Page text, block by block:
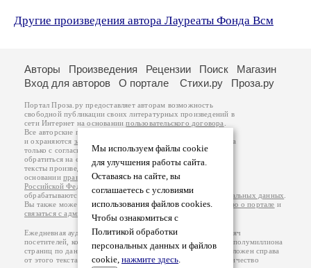
Другие произведения автора Лауреаты Фонда Всм
Мы используем файлы cookie
для улучшения работы сайта.
Оставаясь на сайте, вы
соглашаетесь с условиями
использования файлов cookies.
Чтобы ознакомиться с
Политикой обработки
персональных данных и файлов
cookie, нажмите здесь.
Авторы Произведения Рецензии Поиск
Магазин
Вход для авторов
О портале Стихи.ру Проза.ру
Портал Проза.ру предоставляет авторам возможность
свободной публикации своих литературных произведений в
сети Интернет на основаниипользовательского договора
Все авторские права на произведения принадлежат авторам
и охраняются законом
. Перепечатка произведений возможна
только с согласия его автора, к которому вы можете
обратиться на его авторской странице. Ответственность за
тексты произведений авторы несут самостоятельно на
основанииправил публикацииизаконодательства
Российской Федерации
обрабатываются на основанииПолитики обработки персональных данных
Вы также можете посмотреть более подробнуюинформацию о портале и
связаться с администрацией
Ежедневная аудитория портала Проза.ру – порядка 100 тысяч
посетителей, которые в общей сумме просматривают более полумиллиона
страниц по данным счетчика посещаемости, который расположен справа
от этого текста. В каждой графе указано по две цифры: количество